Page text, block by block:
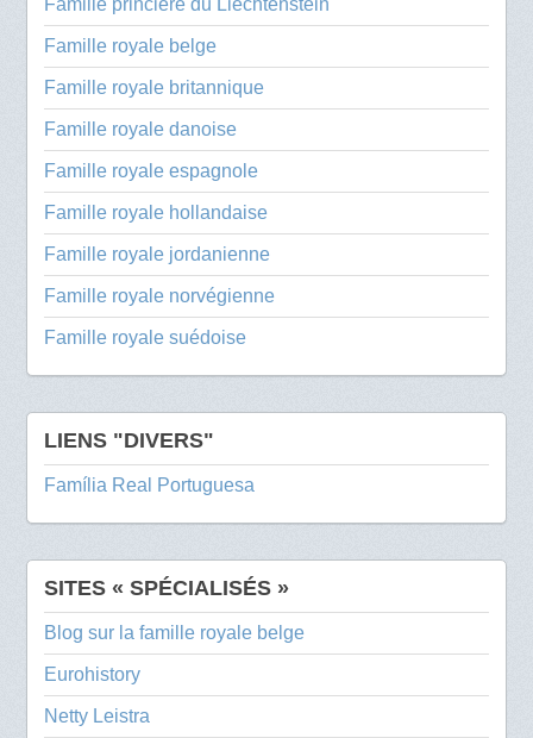
Famille princière du Liechtenstein
Famille royale belge
Famille royale britannique
Famille royale danoise
Famille royale espagnole
Famille royale hollandaise
Famille royale jordanienne
Famille royale norvégienne
Famille royale suédoise
LIENS "DIVERS"
Família Real Portuguesa
SITES « SPÉCIALISÉS »
Blog sur la famille royale belge
Eurohistory
Netty Leistra